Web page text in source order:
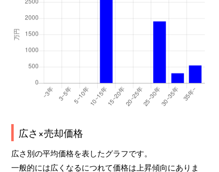
広さ×売却価格
広さ別の平均価格を表したグラフです。
一般的には広くなるにつれて価格は上昇傾向にありま